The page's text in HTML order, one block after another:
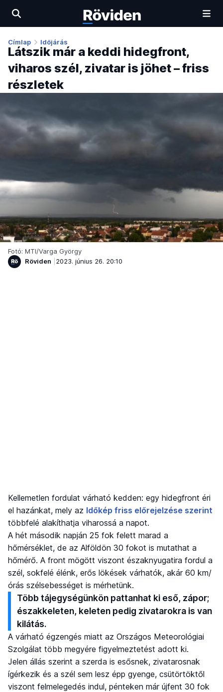
Címlap Időjárás
Látszik már a keddi hidegfront,
viharos szél, zivatar is jöhet – friss
részletek
Fotó: MTI/Varga György
Röviden
2023. június 26. 20:10
Kellemetlen fordulat várható kedden: egy hidegfront éri
el hazánkat, mely az Időkép friss előrejelzése szerint
többfelé alakíthatja viharossá a napot.
A hét második napján 25 fok felett marad a
hőmérséklet, de az Alföldön 30 fokot is mutathat a
hőmérő. A front mögött viszont északnyugatira fordul a
szél, sokfelé élénk, erős lökések várhatók, akár 60 km/
órás szélsebességet is mérhetünk.
Több tájegységünkön pattanhat ki eső, zápor;
északkeleten, keleten pedig zivatarokra is van
kilátás.
A várható égzengés miatt az Országos Meteorológiai
Szolgálat több megyére figyelmeztetést adott ki.
Jelen állás szerint a szerda is esősnek, zivatarosnak
ígérkezik és a szél sem lesz épp gyenge, csütörtöktől
viszont felmelegedés indul, pénteken már újfent 30 fok